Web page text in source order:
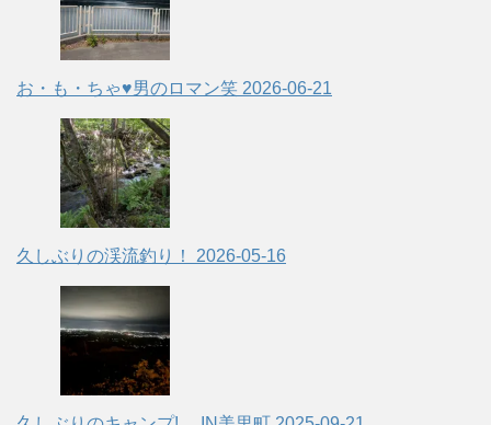
お・も・ちゃ♥男のロマン笑 2026-06-21
久しぶりの渓流釣り！ 2026-05-16